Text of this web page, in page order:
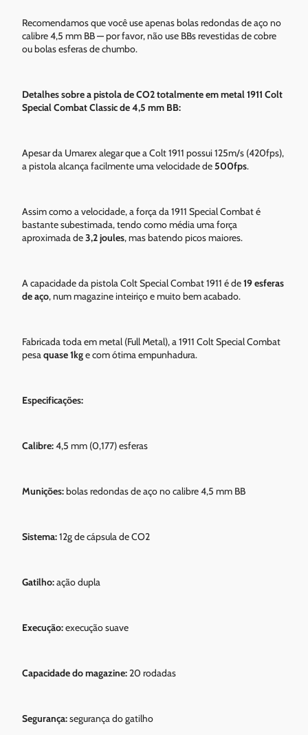
Recomendamos que você use apenas bolas redondas de aço no
calibre 4,5 mm BB — por favor, não use BBs revestidas de cobre
ou bolas esferas de chumbo.
Detalhes sobre a pistola de CO2 totalmente em metal 1911 Colt
Special Combat Classic de 4,5 mm BB:
Apesar da Umarex alegar que a Colt 1911 possui 125m/s (420fps),
a pistola alcança facilmente uma velocidade de500fps.
Assim como a velocidade, a força da 1911 Special Combat é
bastante subestimada, tendo como média uma força
aproximada de3,2 joules, mas batendo picos maiores.
A capacidade da pistola Colt Special Combat 1911 é de19 esferas
de aço, num magazine inteiriço e muito bem acabado.
Fabricada toda em metal (Full Metal), a 1911 Colt Special Combat
pesaquase 1kge com ótima empunhadura.
Especificações:
Calibre:4,5 mm (0,177) esferas
Munições: bolas redondas de aço no calibre 4,5 mm BB
Sistema:12g de cápsula de CO2
Gatilho:ação dupla
Execução:execução suave
Capacidade do magazine:20 rodadas
Segurança:segurança do gatilho